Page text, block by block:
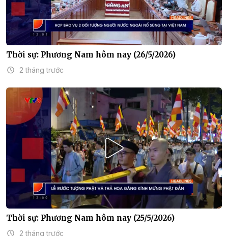
Thời sự: Phương Nam hôm nay (26/5/2026)
2 tháng trước
Thời sự: Phương Nam hôm nay (25/5/2026)
2 tháng trước